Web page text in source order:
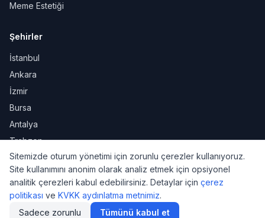
Meme Estetiği
Şehirler
İstanbul
Ankara
İzmir
Bursa
Antalya
Trabzon
KVKK Gizlilik Kullanım Şartları Çerez Politikası
© 2026 DoktorNo. Tüm hakları saklıdır.
Sitemizde oturum yönetimi için zorunlu çerezler kullanıyoruz.
Site kullanımını anonim olarak analiz etmek için opsiyonel
analitik çerezleri kabul edebilirsiniz. Detaylar için çerez
politikası ve KVKK aydınlatma metnimiz.
Sadece zorunlu
Tümünü kabul et